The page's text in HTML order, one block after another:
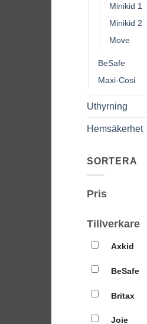
Minikid 1
Minikid 2
Move
BeSafe
Maxi-Cosi
Uthyrning
Hemsäkerhet
SORTERA
Pris
Tillverkare
Axkid
BeSafe
Britax
Joie